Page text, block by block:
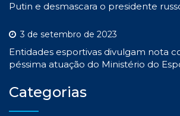
Putin e desmascara o presidente
3 de setembro de 2023
Entidades esportivas divulgam nota
péssima atuação do Ministério do
Categorias